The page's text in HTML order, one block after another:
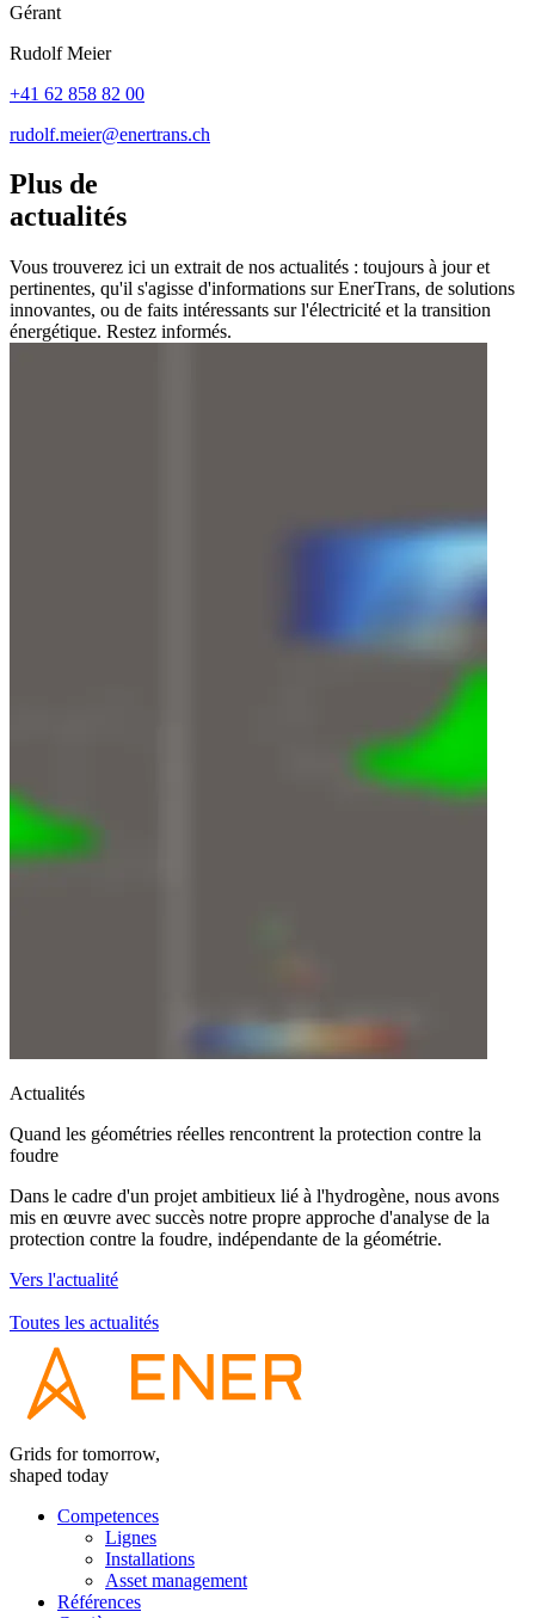
Gérant
Rudolf Meier
+41 62 858 82 00
rudolf.meier@enertrans.ch
Plus de
actualités
Vous trouverez ici un extrait de nos actualités : toujours à jour et
pertinentes, qu'il s'agisse d'informations sur EnerTrans, de solutions
innovantes, ou de faits intéressants sur l'électricité et la transition
énergétique. Restez informés.
Actualités
Quand les géométries réelles rencontrent la protection contre la
foudre
Dans le cadre d'un projet ambitieux lié à l'hydrogène, nous avons
mis en œuvre avec succès notre propre approche d'analyse de la
protection contre la foudre, indépendante de la géométrie.
Vers l'actualité
Toutes les actualités
Grids for tomorrow,
shaped today
Competences
Lignes
Installations
Asset management
Références